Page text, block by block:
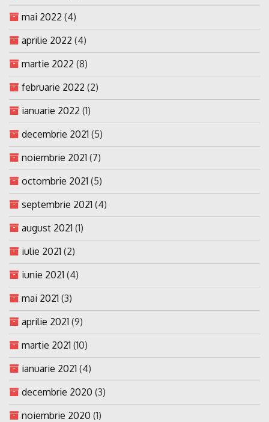
mai 2022 (4)
aprilie 2022 (4)
martie 2022 (8)
februarie 2022 (2)
ianuarie 2022 (1)
decembrie 2021 (5)
noiembrie 2021 (7)
octombrie 2021 (5)
septembrie 2021 (4)
august 2021 (1)
iulie 2021 (2)
iunie 2021 (4)
mai 2021 (3)
aprilie 2021 (9)
martie 2021 (10)
ianuarie 2021 (4)
decembrie 2020 (3)
noiembrie 2020 (1)